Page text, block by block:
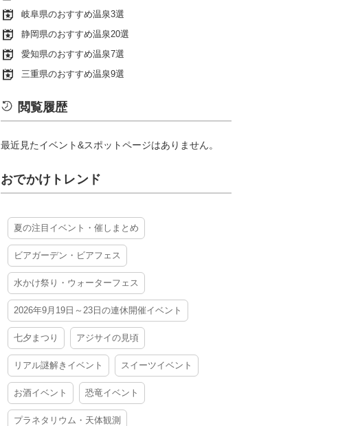
岐阜県のおすすめ温泉3選
静岡県のおすすめ温泉20選
愛知県のおすすめ温泉7選
三重県のおすすめ温泉9選
閲覧履歴
最近見たイベント&スポットページはありません。
おでかけトレンド
夏の注目イベント・催しまとめ
ビアガーデン・ビアフェス
水かけ祭り・ウォーターフェス
2026年9月19日～23日の連休開催イベント
七夕まつり アジサイの見頃
リアル謎解きイベント スイーツイベント
お酒イベント 恐竜イベント
プラネタリウム・天体観測